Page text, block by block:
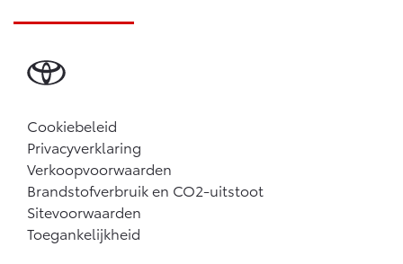
Cookiebeleid
Privacyverklaring
Verkoopvoorwaarden
Brandstofverbruik en CO2-uitstoot
Sitevoorwaarden
Toegankelijkheid